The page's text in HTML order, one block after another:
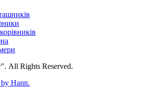
All Rights Reserved.
Hann.